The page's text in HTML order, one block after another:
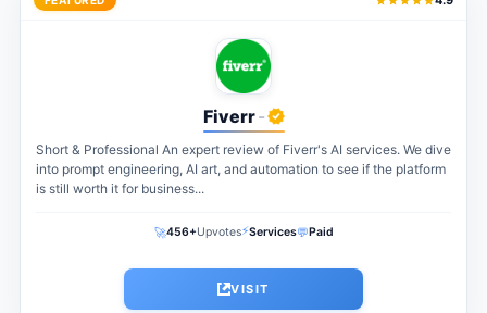
Fiverr-
Short & Professional An expert review of Fiverr's AI services. We dive
into prompt engineering, AI art, and automation to see if the platform
is still worth it for business...
🚀456+Upvotes⚡Services💬Paid
VISIT